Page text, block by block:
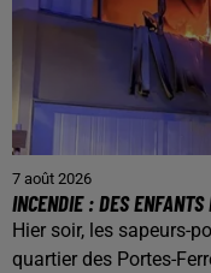
7 août 2026
INCENDIE : DES
Hier soir, les sapeurs-
quartier des Portes-